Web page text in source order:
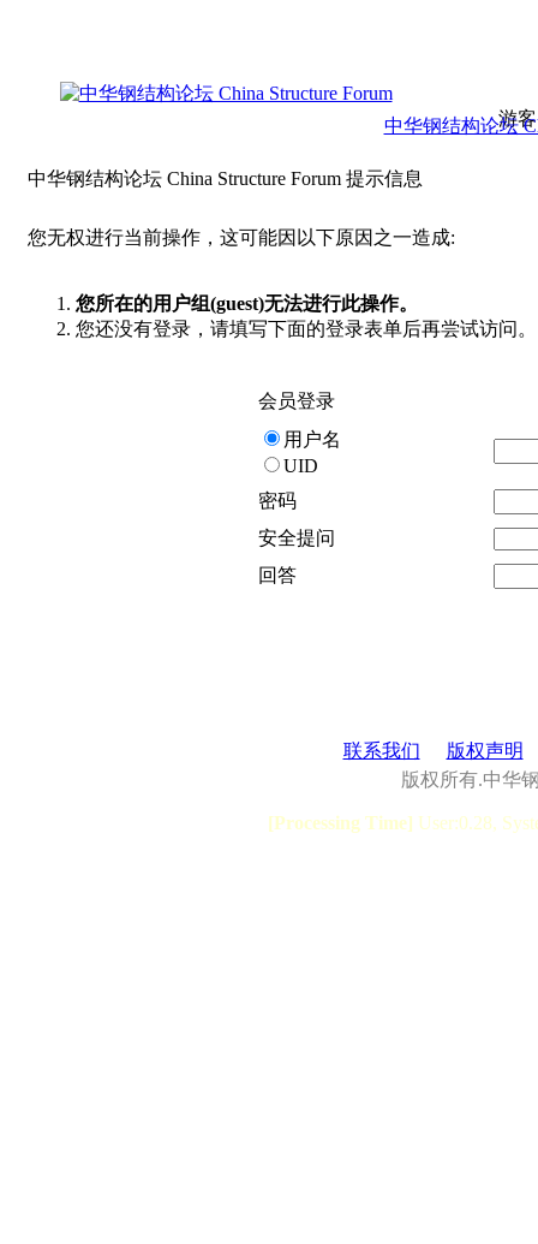
游
中华钢结构论坛
中华钢结构论坛 China Structure Forum 提示信息
您无权进行当前操作，这可能因以下原因之一造成:
您所在的用户组(guest)无法进行此操作。
您还没有登录，请填写下面的登录表单后再尝试访问。
会员登录
用户名
UID
密码
安全提问
回答
联系我们
版权声明
版权所有.中华
[Processing Time] User:0.28,